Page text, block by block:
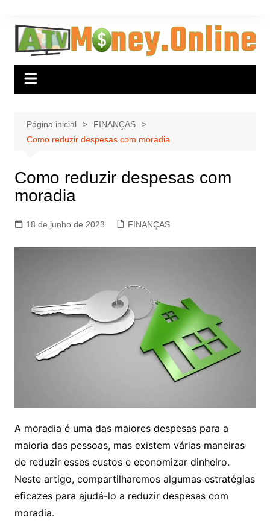
para
conteúdo
Página inicial
FINANÇAS
Como reduzir despesas com moradia
Como reduzir despesas com
moradia
18 de junho de 2023 FINANÇAS
A moradia é uma das maiores despesas para a
maioria das pessoas, mas existem várias maneiras
de reduzir esses custos e economizar dinheiro.
Neste artigo, compartilharemos algumas estratégias
eficazes para ajudá-lo a reduzir despesas com
moradia.